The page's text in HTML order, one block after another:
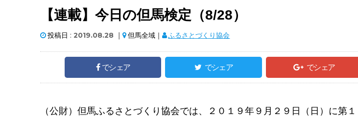
【連載】今日の但馬検定（8/28）
投稿日 : 2019.08.28｜ 但馬全域｜ ふるさとづくり協会
でシェア でシェア でシェア
（公財）但馬ふるさとづくり協会では、２０１９年９月２９日（日）に第